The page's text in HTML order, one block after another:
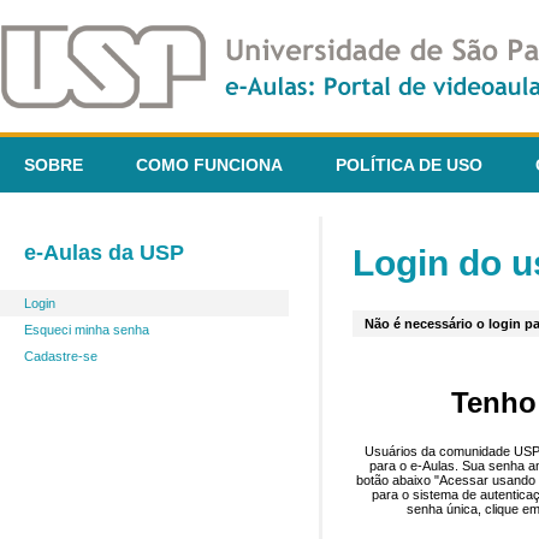
SOBRE COMO FUNCIONA POLÍTICA DE USO
e-Aulas da USP
Login
Esqueci minha senha
Cadastre-se
Login do
Não é necessário o login
Usuários da comunidade
para o e-Aulas. Sua senha
botão abaixo "Acessar
para o sistema de
senha única, clique